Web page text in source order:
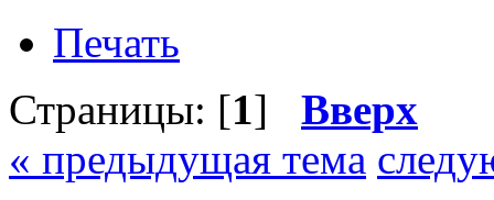
Печать
Страницы: [1] Вверх
« предыдущая тема